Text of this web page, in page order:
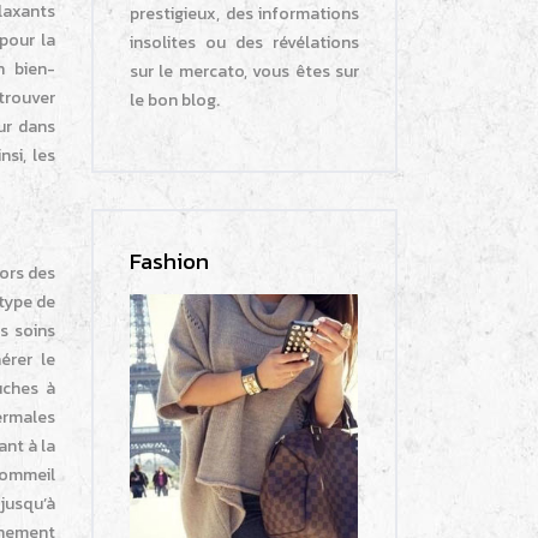
la
bien-
dans
les
des
de
soins
le
à
à la
prestigieux, des informations
insolites ou des révélations
sur le mercato, vous êtes sur
le bon blog.
Fashion